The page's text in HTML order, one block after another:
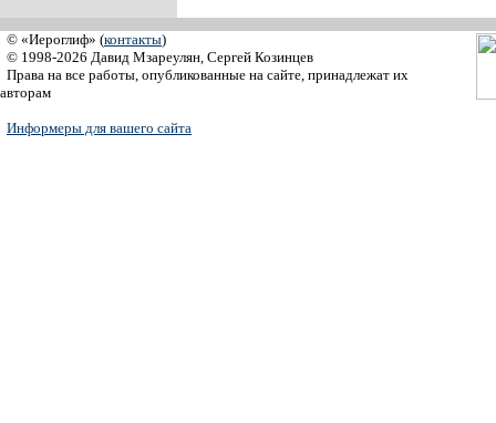
© «Иероглиф» (контакты)
© 1998-2026 Давид Мзареулян, Сергей Козинцев
Права на все работы, опубликованные на сайте, принадлежат их
авторам
Информеры для вашего сайта